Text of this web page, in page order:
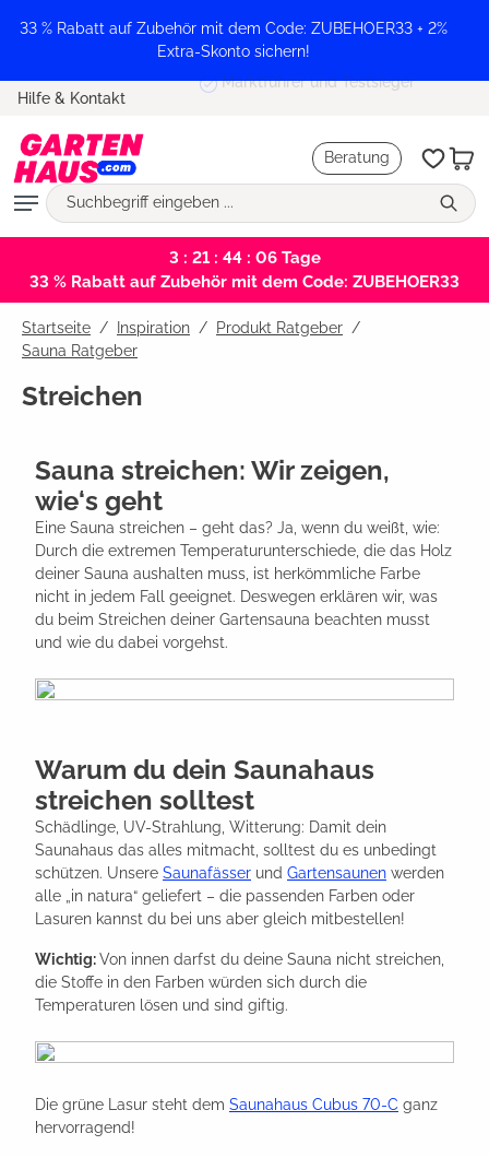
springen
33 % Rabatt auf Zubehör mit dem Code: ZUBEHOER33 + 2%
Extra-Skonto sichern!
Hilfe & Kontakt Marktführer und Testsieger
Beratung
3 : 21 : 44 : 05Tage
33 % Rabatt auf Zubehör mit dem Code: ZUBEHOER33
Startseite Inspiration / Produkt Ratgeber /
Sauna Ratgeber
Streichen
Sauna streichen: Wir zeigen,
wie‘s geht
Eine Sauna streichen – geht das? Ja, wenn du weißt, wie:
Durch die extremen Temperaturunterschiede, die das Holz
deiner Sauna aushalten muss, ist herkömmliche Farbe
nicht in jedem Fall geeignet. Deswegen erklären wir, was
du beim Streichen deiner Gartensauna beachten musst
und wie du dabei vorgehst.
Warum du dein Saunahaus
streichen solltest
Schädlinge, UV-Strahlung, Witterung: Damit dein
Saunahaus das alles mitmacht, solltest du es unbedingt
schützen. Unsere Saunafässer und Gartensaunen werden
alle „in natura“ geliefert – die passenden Farben oder
Lasuren kannst du bei uns aber gleich mitbestellen!
Wichtig:Von innen darfst du deine Sauna nicht streichen,
die Stoffe in den Farben würden sich durch die
Temperaturen lösen und sind giftig.
Die grüne Lasur steht dem Saunahaus Cubus 70-C ganz
hervorragend!